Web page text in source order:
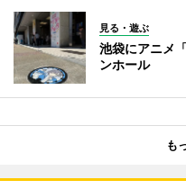
見る・遊ぶ
池袋にアニメ
ンホール
も